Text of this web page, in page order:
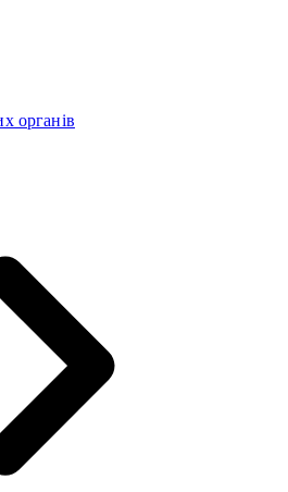
органів